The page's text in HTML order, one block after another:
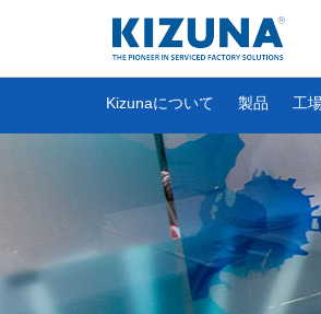
Kizunaについて 製品 工